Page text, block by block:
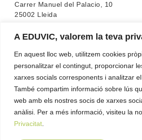
A EDUVIC, valorem la teva
En aquest lloc web, utilitzem cookies
personalitzar el contingut, proporcionar
xarxes socials corresponents i analitzar
També compartim informació sobre lús
web amb els nostres socis de xarxes
anàlisi. Per a més informació, visiteu la
Privacitat
Carrer Manuel del Palacio, 10
25002 Lleida
L’escola compta amb l’acreditació de
Familiar)